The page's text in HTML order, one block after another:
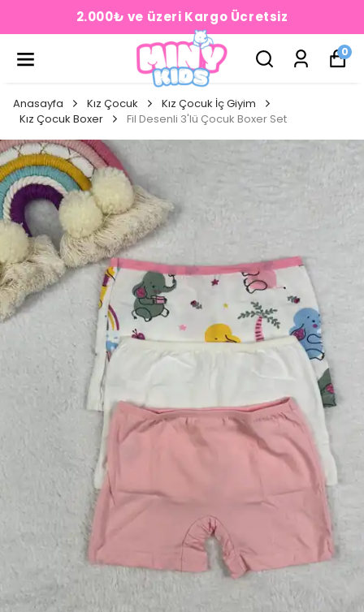
2.000₺ ve üzeri Kargo Ücretsiz
0
Anasayfa Kız Çocuk
Kız Çocuk İç Giyim
Kız Çocuk Boxer
Fil Desenli 3'lü Çocuk Boxer Set